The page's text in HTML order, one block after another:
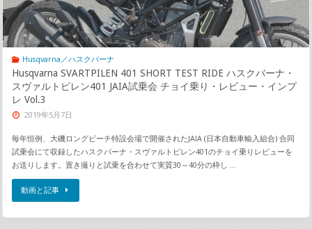
Husqvarna／ハスクバーナ
Husqvarna SVARTPILEN 401 SHORT TEST RIDE ハスクバーナ・
スヴァルトピレン401 JAIA試乗会 チョイ乗り・レビュー・インプ
レ Vol.3
2019年5月7日
毎年恒例、大磯ロングビーチ特設会場で開催されたJAIA (日本自動車輸入組合) 合同
試乗会にて収録したハスクバーナ・スヴァルトピレン401のチョイ乗りレビューを
お送りします。置き撮りと試乗を合わせて実質30～40分の枠し …
動画と記事